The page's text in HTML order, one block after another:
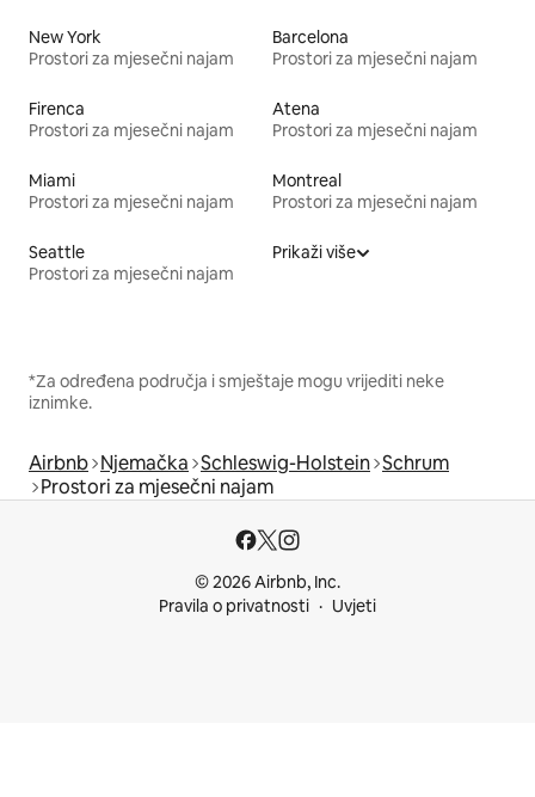
New York
Prostori za mjesečni najam
Barcelona
Prostori za mjesečni najam
Firenca
Prostori za mjesečni najam
Atena
Prostori za mjesečni najam
Miami
Prostori za mjesečni najam
Montreal
Prostori za mjesečni najam
Seattle
Prostori za mjesečni najam
Prikaži više
*Za određena područja i smještaje mogu vrijediti neke
iznimke.
Airbnb Njemačka Schleswig-Holstein Schrum
Prostori za mjesečni najam
© 2026 Airbnb, Inc.
Pravila o privatnosti
Uvjeti